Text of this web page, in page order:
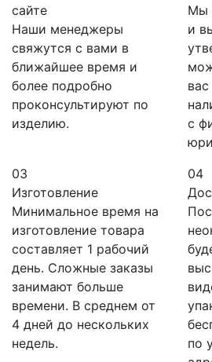
сайте
Наши менеджеры
свяжутся с вами в
ближайшее время и
более подробно
проконсультируют по
изделию.
Мы
и
с
03
Изготовление
Минимальное время на
изготовление товара
составляет 1 рабочий
день. Сложные заказы
занимают больше
времени. В среднем от
4 дней до нескольких
недель.
04
по